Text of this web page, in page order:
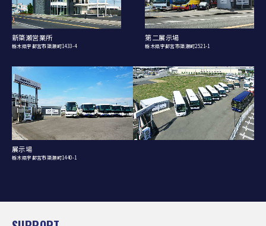
新簗瀬営業所
栃木県宇都宮市簗瀬町1433-4
第二展示場
栃木県宇都宮市簗瀬町2521-1
展示場
栃木県宇都宮市簗瀬町1440-1